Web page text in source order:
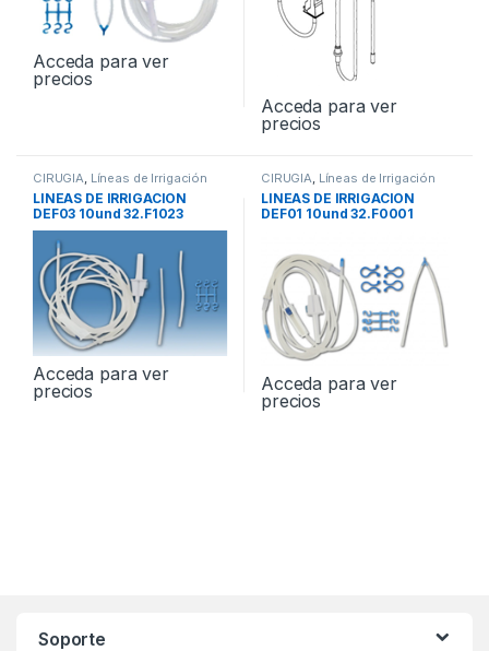
Acceda para ver
precios
Acceda para ver
precios
CIRUGIA, Líneas de Irrigación
LINEAS DE IRRIGACION
DEF03 10und 32.F1023
Acceda para ver
precios
CIRUGIA, Líneas de Irrigación
LINEAS DE IRRIGACION
DEF01 10und 32.F0001
Acceda para ver
precios
Soporte